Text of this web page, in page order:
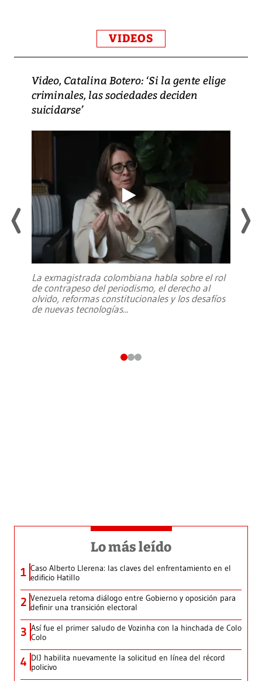
VIDEOS
Video, Catalina Botero: ‘Si la gente elige
criminales, las sociedades deciden
suicidarse’
La exmagistrada colombiana habla sobre el rol
de contrapeso del periodismo, el derecho al
olvido, reformas constitucionales y los desafíos
de nuevas tecnologías...
Lo más leído
1 Caso Alberto Llerena: las claves del enfrentamiento en el
edificio Hatillo
2 Venezuela retoma diálogo entre Gobierno y oposición para
definir una transición electoral
3 Así fue el primer saludo de Vozinha con la hinchada de Colo
Colo
4 DIJ habilita nuevamente la solicitud en línea del récord
policivo